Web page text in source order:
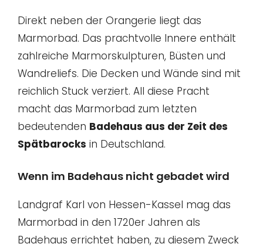
Direkt neben der Orangerie liegt das
Marmorbad. Das prachtvolle Innere enthält
zahlreiche Marmorskulpturen, Büsten und
Wandreliefs. Die Decken und Wände sind mit
reichlich Stuck verziert. All diese Pracht
macht das Marmorbad zum letzten
bedeutenden Badehaus aus der Zeit des
Spätbarocks in Deutschland.
Wenn im Badehaus nicht gebadet wird
Landgraf Karl von Hessen-Kassel mag das
Marmorbad in den 1720er Jahren als
Badehaus errichtet haben, zu diesem Zweck